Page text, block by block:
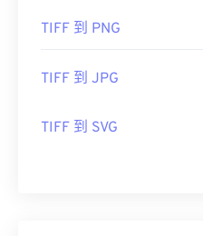
TIFF 到 PNG
TIFF 到 JPG
TIFF 到 SVG